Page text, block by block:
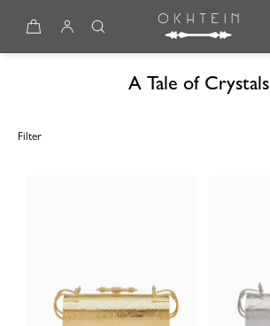
A Tale of Crystals
Filter